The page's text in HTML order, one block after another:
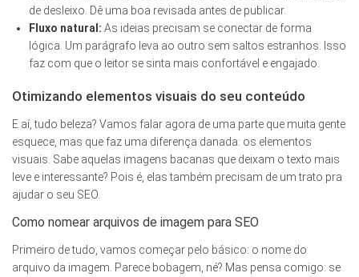
de desleixo. Dê uma boa revisada antes de publicar.
Fluxo natural: As ideias precisam se conectar de forma
lógica. Um parágrafo leva ao outro sem saltos estranhos. Isso
faz com que o leitor se sinta mais confortável e engajado.
Otimizando elementos visuais do seu conteúdo
E aí, tudo beleza? Vamos falar agora de uma parte que muita gente
esquece, mas que faz uma diferença danada: os elementos
visuais. Sabe aquelas imagens bacanas que deixam o texto mais
leve e interessante? Pois é, elas também precisam de um trato pra
ajudar o seu SEO.
Como nomear arquivos de imagem para SEO
Primeiro de tudo, vamos começar pelo básico: o nome do
arquivo da imagem. Parece bobagem, né? Mas pensa comigo: se